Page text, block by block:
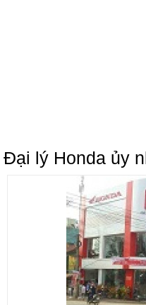
Đại lý Honda ủy